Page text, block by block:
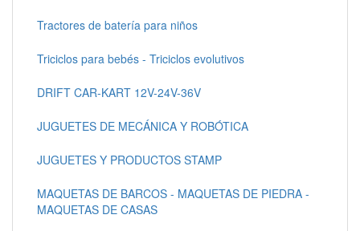
Tractores de batería para niños
Triciclos para bebés - Triciclos evolutivos
DRIFT CAR-KART 12V-24V-36V
JUGUETES DE MECÁNICA Y ROBÓTICA
JUGUETES Y PRODUCTOS STAMP
MAQUETAS DE BARCOS - MAQUETAS DE PIEDRA -
MAQUETAS DE CASAS